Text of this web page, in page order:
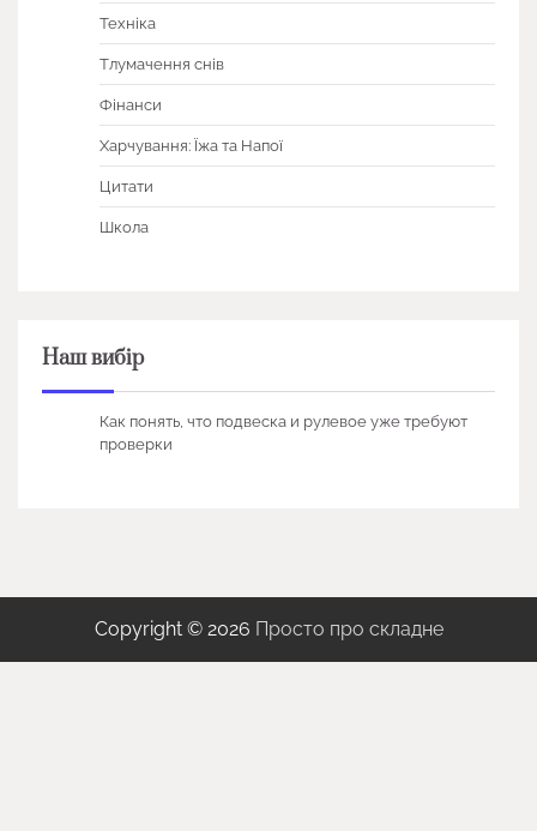
Техніка
Тлумачення снів
Фінанси
Харчування: Їжа та Напої
Цитати
Школа
Наш вибір
Как понять, что подвеска и рулевое уже требуют
проверки
Copyright © 2026 Просто про складне